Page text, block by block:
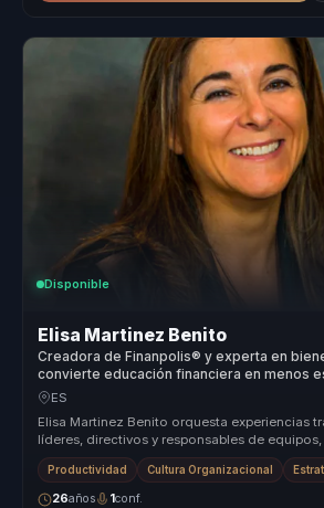
Disponible
Elisa Martinez Benito
Creadora de Finanpolis® y experta en
convierte educación financiera en menos
compromiso y productividad para
ES
Elisa Martinez Benito orquesta experiencias
líderes, directivos y responsables de
atrás...
Productividad Cultura Organizacional
26años 1conf.